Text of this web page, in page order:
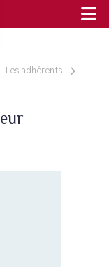
Les adhérents